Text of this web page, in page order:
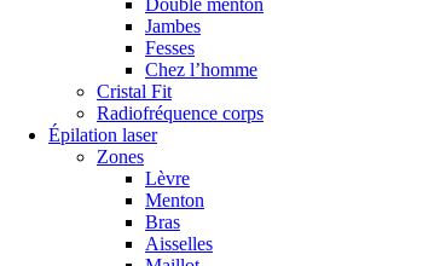
Double menton
Jambes
Fesses
Chez l’homme
Cristal Fit
Radiofréquence corps
Épilation laser
Zones
Lèvre
Menton
Bras
Aisselles